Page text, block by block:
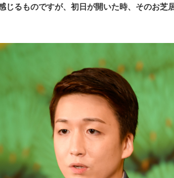
じるものですが、初日が開いた時、そのお芝